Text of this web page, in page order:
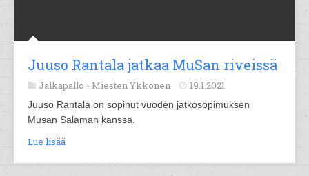
Juuso Rantala jatkaa MuSan riveissä
Jalkapallo - Miesten Ykkönen 19.1.2021
Juuso Rantala on sopinut vuoden jatkosopimuksen
Musan Salaman kanssa.
Lue lisää